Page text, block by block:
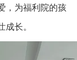
，为福利院的孩
长。